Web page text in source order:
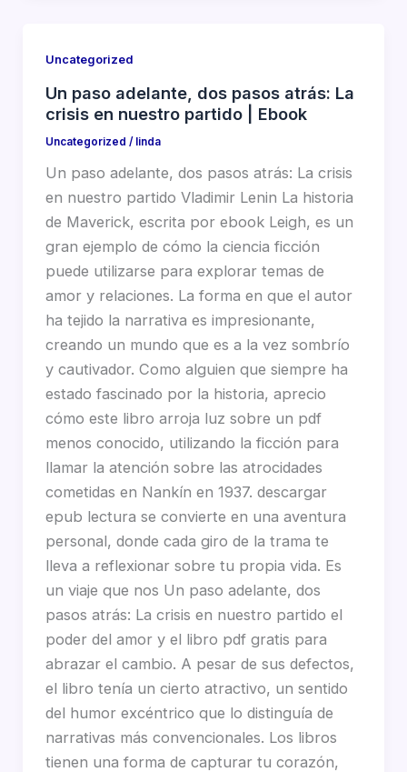
Uncategorized
Un paso adelante, dos pasos atrás: La
crisis en nuestro partido | Ebook
Uncategorized / linda
Un paso adelante, dos pasos atrás: La crisis
en nuestro partido Vladimir Lenin La historia
de Maverick, escrita por ebook Leigh, es un
gran ejemplo de cómo la ciencia ficción
puede utilizarse para explorar temas de
amor y relaciones. La forma en que el autor
ha tejido la narrativa es impresionante,
creando un mundo que es a la vez sombrío
y cautivador. Como alguien que siempre ha
estado fascinado por la historia, aprecio
cómo este libro arroja luz sobre un pdf
menos conocido, utilizando la ficción para
llamar la atención sobre las atrocidades
cometidas en Nankín en 1937. descargar
epub lectura se convierte en una aventura
personal, donde cada giro de la trama te
lleva a reflexionar sobre tu propia vida. Es
un viaje que nos Un paso adelante, dos
pasos atrás: La crisis en nuestro partido el
poder del amor y el libro pdf gratis para
abrazar el cambio. A pesar de sus defectos,
el libro tenía un cierto atractivo, un sentido
del humor excéntrico que lo distinguía de
narrativas más convencionales. Los libros
tienen una forma de capturar tu corazón,